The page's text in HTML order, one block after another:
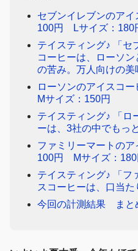
セブンイレブンのア
100円 Lサイズ：180
テイスティング♪ 「セ
コーヒーは、ローソ
の苦み。万人向けの美
ローソンのアイスコ
Mサイズ：150円
テイスティング♪ 「ロ
ーは、3社の中でもっ
ファミリーマートの
100円 Mサイズ：180
テイスティング♪ 「フ
スコーヒーは、口当た
今回の計測結果 まと